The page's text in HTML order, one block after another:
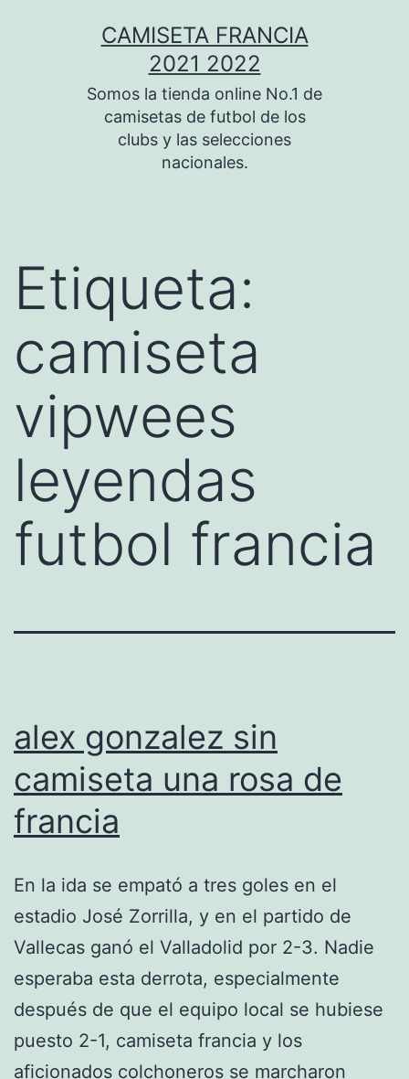
CAMISETA FRANCIA
2021 2022
Somos la tienda online No.1 de
camisetas de futbol de los
clubs y las selecciones
nacionales.
Etiqueta:
camiseta
vipwees
leyendas
futbol francia
alex gonzalez sin
camiseta una rosa de
francia
En la ida se empató a tres goles en el
estadio José Zorrilla, y en el partido de
Vallecas ganó el Valladolid por 2-3. Nadie
esperaba esta derrota, especialmente
después de que el equipo local se hubiese
puesto 2-1, camiseta francia y los
aficionados colchoneros se marcharon